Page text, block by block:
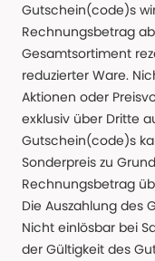
Gutschein(code)s
Rechnungsbetrag
Gesamtsortiment
reduzierter Ware.
Aktionen oder
exklusiv über Dritte
Gutschein(code)s
Sonderpreis zu
Rechnungsbetrag
Die Auszahlung des
Nicht einlösbar bei
der Gültigkeit des